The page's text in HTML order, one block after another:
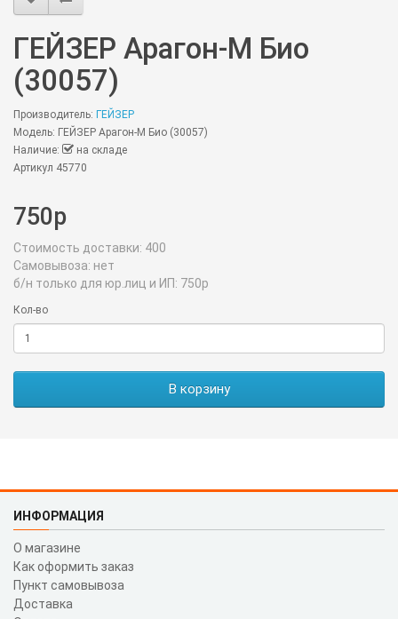
ГЕЙЗЕР Арагон-М Био
(30057)
Производитель: ГЕЙЗЕР
Модель: ГЕЙЗЕР Арагон-М Био (30057)
Наличие:
на складе
Артикул 45770
750р
Стоимость доставки: 400
Самовывоза: нет
б/н только для юр.лиц и ИП: 750р
Кол-во
В корзину
ИНФОРМАЦИЯ
О магазине
Как оформить заказ
Пункт самовывоза
Доставка